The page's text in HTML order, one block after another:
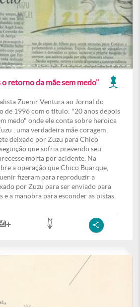
retorno da mãe sem medo"
Zuenir Ventura ao Jornal do
de 1996 com o titulo: "20 anos depois
medo" onde ele conta sobre heroica
, uma verdadeira mãe coragem ,
deixado por Zuzu para Chico
que sofria prevendo seu
morta por acidente. Na
a operação que Chico Buarque,
fizeram para reproduzir a
por Zuzu para ser enviado para
a manobra para esconder as pistas